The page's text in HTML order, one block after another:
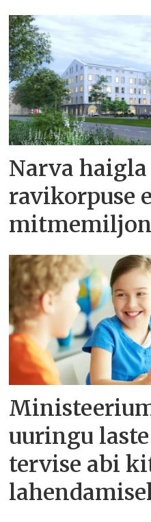
Narva
ravikorpuse
uuringu
tervise abi